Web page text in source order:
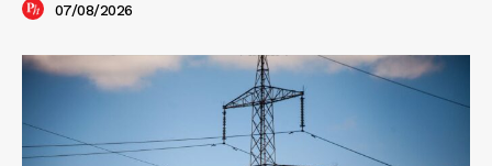
07/08/2026